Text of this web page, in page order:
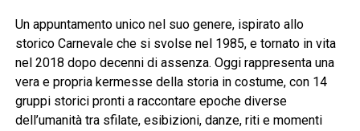
Un appuntamento unico nel suo genere, ispirato allo
storico Carnevale che si svolse nel 1985, e tornato in vita
nel 2018 dopo decenni di assenza. Oggi rappresenta una
vera e propria kermesse della storia in costume, con 14
gruppi storici pronti a raccontare epoche diverse
dell’umanità tra sfilate, esibizioni, danze, riti e momenti